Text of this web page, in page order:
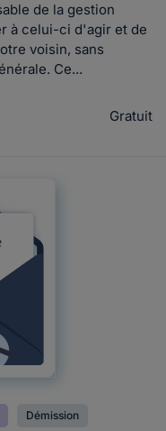
de la gestion
à celui-ci d'agir et de
voisin, sans
Ce...
Gratuit
Démission